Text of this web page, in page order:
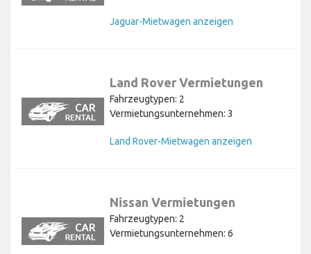
Jaguar-Mietwagen anzeigen
Land Rover Vermietungen
Fahrzeugtypen: 2
Vermietungsunternehmen: 3
Land Rover-Mietwagen anzeigen
Nissan Vermietungen
Fahrzeugtypen: 2
Vermietungsunternehmen: 6